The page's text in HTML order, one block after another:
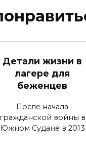
Детали жизни в
лагере для
беженцев
После начала
гражданской войны в
Южном Судане в 2013